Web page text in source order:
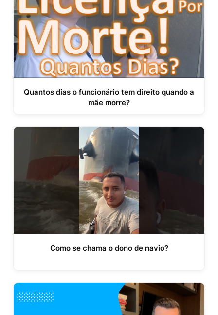
Quantos dias o funcionário tem direito quando a
mãe morre?
Como se chama o dono de navio?